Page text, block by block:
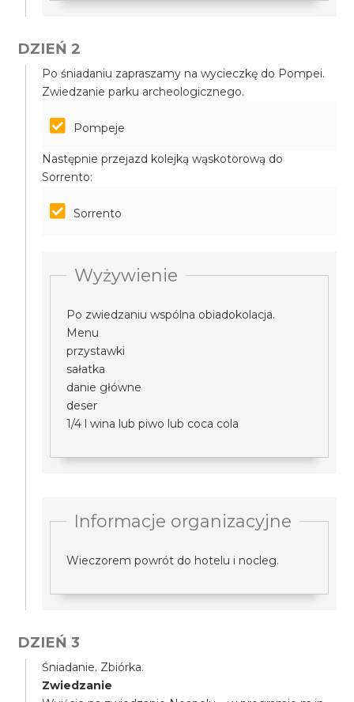
DZIEŃ 2
Po śniadaniu zapraszamy na wycieczkę do Pompei.
Zwiedzanie parku archeologicznego.
Pompeje
Następnie przejazd kolejką wąskotorową do
Sorrento:
Sorrento
Wyżywienie
Po zwiedzaniu wspólna obiadokolacja.
Menu
przystawki
sałatka
danie główne
deser
1/4 l wina lub piwo lub coca cola
Informacje organizacyjne
Wieczorem powrót do hotelu i nocleg.
DZIEŃ 3
Śniadanie. Zbiórka.
Zwiedzanie